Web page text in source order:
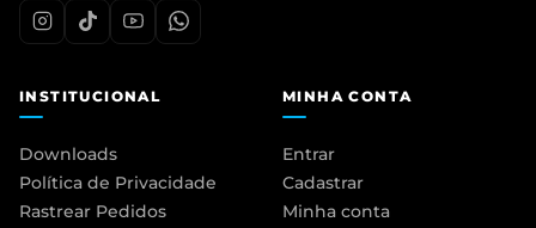
INSTITUCIONAL
Downloads
Política de Privacidade
Rastrear Pedidos
MINHA CONTA
Entrar
Cadastrar
Minha conta